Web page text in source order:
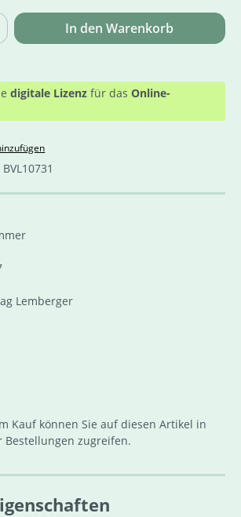
Gib den gewünschten
In den Warenkorb
digitale Lizenz für das Online-
BVL10731
Lemberger
Kauf können Sie auf diesen Artikel in
Bestellungen zugreifen.